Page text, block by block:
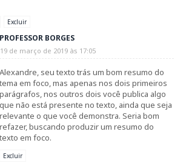
Excluir
PROFESSOR BORGES
19 de março de 2019 às 17:05
Alexandre, seu texto trás um bom resumo do
tema em foco, mas apenas nos dois primeiros
parágrafos, nos outros dois você publica algo
que não está presente no texto, ainda que seja
relevante o que você demonstra. Seria bom
refazer, buscando produzir um resumo do
texto em foco.
Excluir